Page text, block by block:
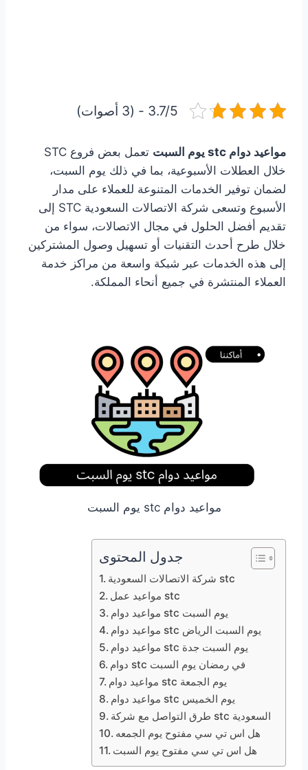
3.7/5 - (3 أصوات)
مواعيد دوام stc يوم السبت
تعمل بعض فروع STC
خلال العطلات الأسبوعية، بما في ذلك يوم السبت،
لضمان توفير الخدمات المتنوعة للعملاء على مدار
الأسبوع وتسعى شركة الاتصالات السعودية STC إلى
تقديم أفضل الحلول في مجال الاتصالات، سواء من
خلال طرح أحدث التقنيات أو تسهيل وصول المشتركين
إلى هذه الخدمات عبر شبكة واسعة من مراكز خدمة
العملاء المنتشرة في جميع أنحاء المملكة.
مواعيد دوام stc يوم السبت
جدول المحتوى
شركة الاتصالات السعودية stc
مواعيد عمل stc
مواعيد دوام stc يوم السبت
مواعيد دوام stc يوم السبت الرياض
مواعيد دوام stc يوم السبت جدة
دوام stc في رمضان يوم السبت
مواعيد دوام stc يوم الجمعة
مواعيد دوام stc يوم الخميس
طرق التواصل مع شركة stc السعودية
هل اس تي سي مفتوح يوم الجمعه
هل اس تي سي مفتوح يوم السبت